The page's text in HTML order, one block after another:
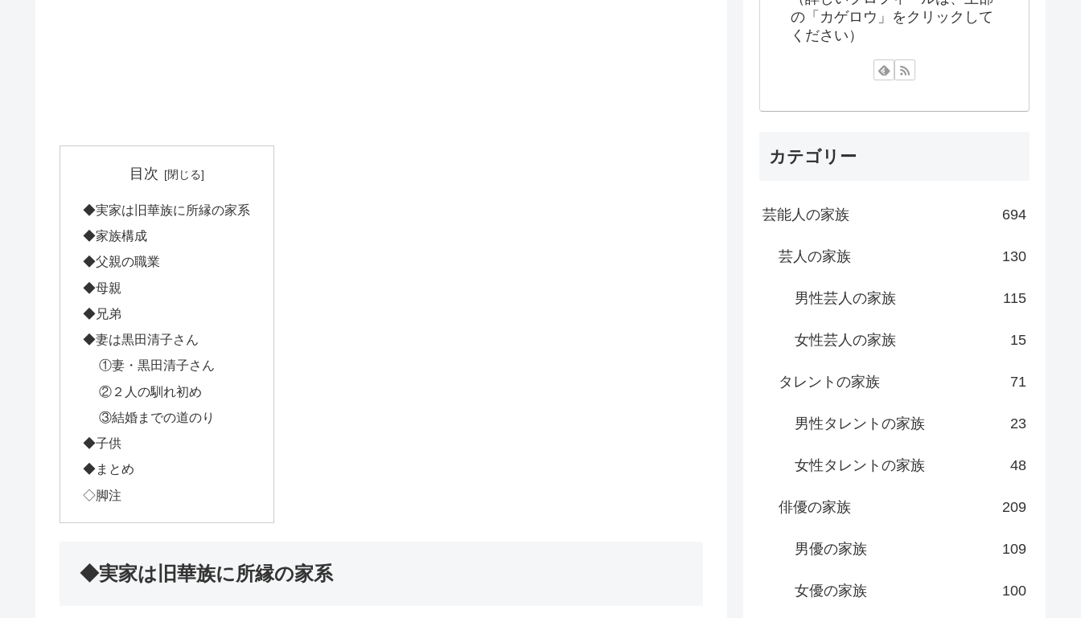
目次
◆実家は旧華族に所縁の家系
◆家族構成
◆父親の職業
◆母親
◆兄弟
◆妻は黒田清子さん
①妻・黒田清子さん
②２人の馴れ初め
③結婚までの道のり
◆子供
◆まとめ
◇脚注
◆実家は旧華族に所縁の家系
の「カゲロウ」をクリックして
ください）
カテゴリー
芸能人の家族 694
芸人の家族 130
男性芸人の家族 115
女性芸人の家族 15
タレントの家族 71
男性タレントの家族 23
女性タレントの家族 48
俳優の家族 209
男優の家族 109
女優の家族 100